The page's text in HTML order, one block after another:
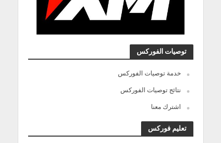
توصيات الفوركس
خدمة توصيات الفوركس
نتائج توصيات الفوركس
اشترك معنا
تعليم فوركس